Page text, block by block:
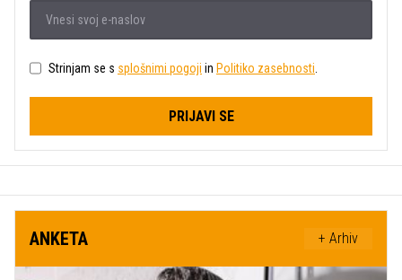
Strinjam se s splošnimi pogoji in Politiko zasebnosti
PRIJAVI SE
ANKETA + Arhiv